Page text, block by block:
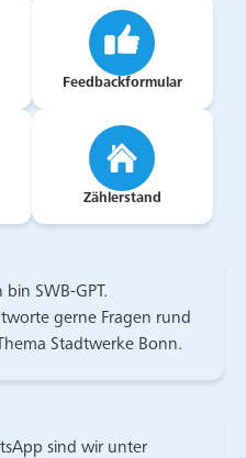
Brot
Feedbackformular
Zählerstand
bin SWB-GPT.
gerne Fragen rund
Stadtwerke Bonn.
sind wir unter